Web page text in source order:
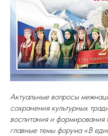
Актуальные вопросы
сохранения культурных
воспитания и
главные темы форума «В